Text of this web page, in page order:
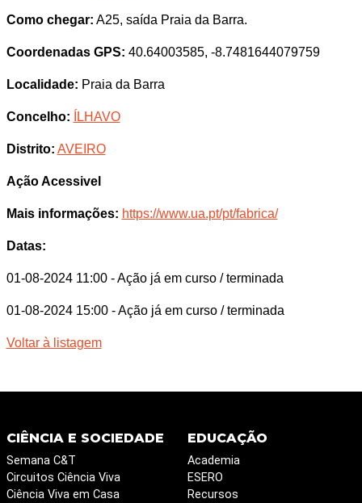
Como chegar: A25, saída Praia da Barra.
Coordenadas GPS: 40.64003585, -8.7481644079759
Localidade: Praia da Barra
Concelho: ÍLHAVO
Distrito: AVEIRO
Ação Acessivel
Mais informações: https://www.ua.pt/pt/fabrica/
Datas:
01-08-2024 11:00 - Ação já em curso / terminada
01-08-2024 15:00 - Ação já em curso / terminada
Voltar à listagem
CIÊNCIA E SOCIEDADE
Semana C&T
Circuitos Ciência Viva
Ciência Viva em Casa
EDUCAÇÃO
Academia
ESERO
Recursos